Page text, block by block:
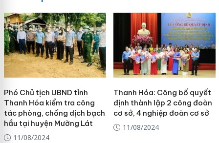
Phó Chủ tịch UBND tỉnh
Thanh Hóa kiểm tra công
tác phòng, chống dịch bạch
hầu tại huyện Mường Lát
11/08/2024
Thanh Hóa: Công bố quyết
định thành lập 2 công đoàn
cơ sở, 4 nghiệp đoàn cơ sở
11/08/2024